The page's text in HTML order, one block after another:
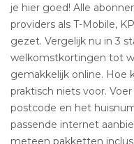
je hier goed! Alle
providers als T-Mobile,
gezet. Vergelijk nu in 3
welkomstkortingen tot
gemakkelijk online. Hoe
praktisch niets voor.
postcode en het
passende internet
meteen pakketten